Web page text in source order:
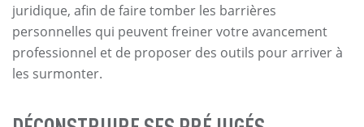
juridique, afin de faire tomber les barrières
personnelles qui peuvent freiner votre avancement
professionnel et de proposer des outils pour arriver à
les surmonter.